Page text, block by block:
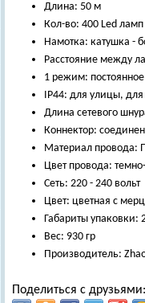
Длина: 50 м
Кол-во: 400 Led ламп
Намотка: катушка -
Расстояние между
1 режим:
IP44: для улицы,
Длина сетевого
Коннектор:
Материал провода:
Цвет провода:
Сеть: 220 - 240 вольт
Цвет: цветная с
Габариты упаковки:
Вес: 930 гр
Производитель:
Поделиться с друзьями: